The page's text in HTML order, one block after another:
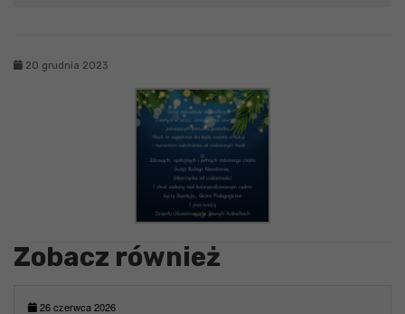
20 grudnia 2023
Zobacz również
26 czerwca 2026